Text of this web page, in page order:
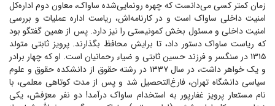
زمان کمتر کسی می‌دانست که چهره رونمایی‌شده ساواک، معاون دوم اداره‌کل
امنیت داخلی ساواک است و در کارنامه‌اش، ریاست اداره عملیات و بررسی
امنیت داخلی و مسئول بخش کمونیستی را نیز دارد. پس از همین گفتگو بود
که ریاست ساواک دستور داد، تا برایش محافظ بگذارند. پرویز ثابتی متولد
۱۳۱۵ در سنگسر و فرزند حسین ثابتی و ضیاء رحمانیان است. او که چهار برادر
و یک خواهر داشت، در سال ۱۳۳۷ در رشته حقوق از دانشکده حقوق و علوم
سیاسی دانشگاه تهران، فارغ‌التحصیل شد و پس از مدت کوتاهی معلمی، با
نام مستعار پرویز غفارپور به استخدام ساواک درآمد! دو نفر معرّفش، یکی